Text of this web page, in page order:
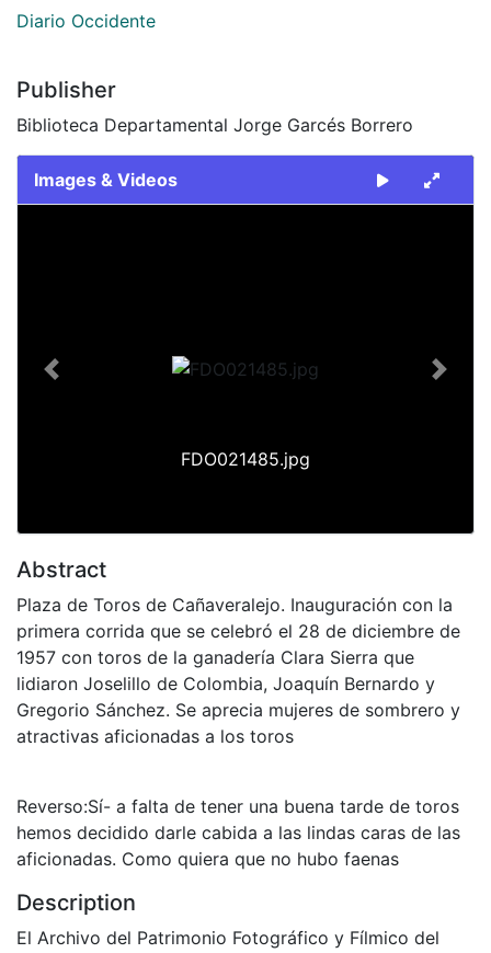
Diario Occidente
Publisher
Biblioteca Departamental Jorge Garcés Borrero
Images & Videos
FDO021485.jpg
Previous Next
Abstract
Plaza de Toros de Cañaveralejo. Inauguración con la
primera corrida que se celebró el 28 de diciembre de
1957 con toros de la ganadería Clara Sierra que
lidiaron Joselillo de Colombia, Joaquín Bernardo y
Gregorio Sánchez. Se aprecia mujeres de sombrero y
atractivas aficionadas a los toros
Reverso:Sí- a falta de tener una buena tarde de toros
hemos decidido darle cabida a las lindas caras de las
aficionadas. Como quiera que no hubo faenas
Description
El Archivo del Patrimonio Fotográfico y Fílmico del